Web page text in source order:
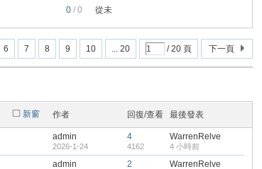
0 / 0 從未
6 7 8 9 10 ... 20 / 20 頁 下一頁
新窗 作者 回復/查看 最後發表
admin
2026-1-24
4
4162
WarrenRelve
4 小時前
admin 2 WarrenRelve